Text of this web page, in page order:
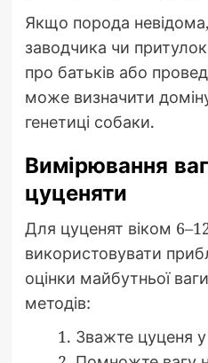
Якщо порода
заводчика чи
про батьків або
може визначити
генетиці собаки.
Вимірювання
цуценяти
Для цуценят віком
використовувати
оцінки майбутньої
методів:
Зважте цуценя у